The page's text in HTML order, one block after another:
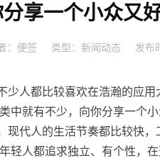
享一个小众又
： 便签 类型： 新闻动态 发布
少人都比较喜欢在浩瀚的应
中就有不少，向你分享一个
现代人的生活节奏都比较快
轻人都追求独立、有个性，